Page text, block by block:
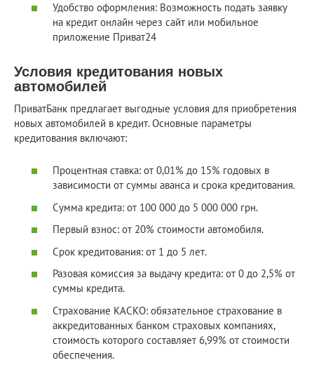
Удобство оформления: Возможность подать заявку
на кредит онлайн через сайт или мобильное
приложение Приват24
Условия кредитования новых
автомобилей
ПриватБанк предлагает выгодные условия для приобретения
новых автомобилей в кредит. Основные параметры
кредитования включают:
Процентная ставка: от 0,01% до 15% годовых в
зависимости от суммы аванса и срока кредитования.
Сумма кредита: от 100 000 до 5 000 000 грн.
Первый взнос: от 20% стоимости автомобиля.
Срок кредитования: от 1 до 5 лет.
Разовая комиссия за выдачу кредита: от 0 до 2,5% от
суммы кредита.
Страхование КАСКО: обязательное страхование в
аккредитованных банком страховых компаниях,
стоимость которого составляет 6,99% от стоимости
обеспечения.